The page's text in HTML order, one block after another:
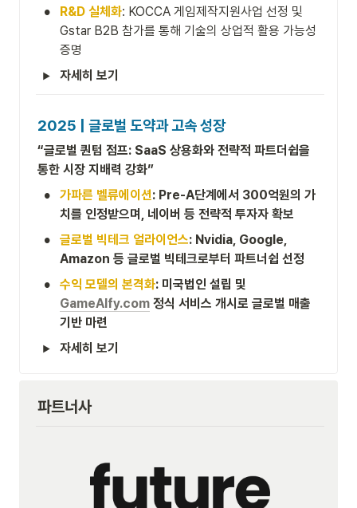
• R&D 실체화: KOCCA 게임제작지원사업 선정 및
Gstar B2B 참가를 통해 기술의 상업적 활용 가능성
증명
자세히 보기
2025 | 글로벌 도약과 고속 성장
“글로벌 퀀텀 점프: SaaS 상용화와 전략적 파트더쉽을
통한 시장 지배력 강화”
• 가파른 벨류에이션: Pre-A단계에서 300억원의 가
치를 인정받으며, 네이버 등 전략적 투자자 확보
• 글로벌 빅테크 얼라이언스: Nvidia, Google,
Amazon 등 글로벌 빅테크로부터 파트너쉽 선정
• 수익 모델의 본격화
GameAIfy.com 정식 서비스 개시로 글로벌 매출
기반 마련
자세히 보기
파트너사